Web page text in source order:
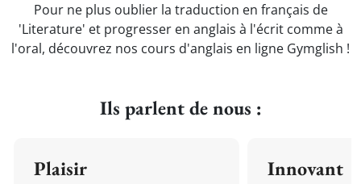
Pour ne plus oublier la traduction en français de
'Literature' et progresser en anglais à l'écrit comme à
l'oral, découvrez nos cours d'anglais en ligne Gymglish !
Ils parlent de nous :
Plaisir Innovant